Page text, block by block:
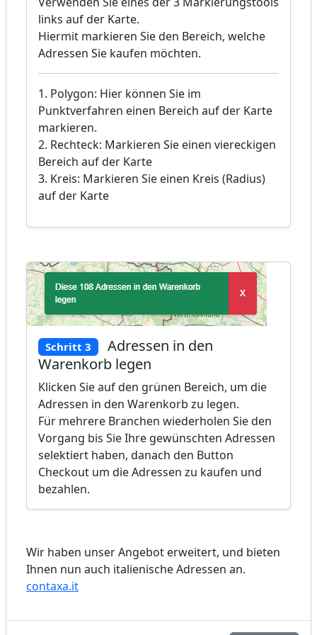
links auf der Karte.
Hiermit markieren Sie den Bereich, welche
Adressen Sie kaufen möchten.
1. Polygon: Hier können Sie im
Punktverfahren einen Bereich auf der Karte
markieren.
2. Rechteck: Markieren Sie einen viereckigen
Bereich auf der Karte
3. Kreis: Markieren Sie einen Kreis (Radius)
auf der Karte
Schritt 3
Adressen in den
Warenkorb legen
Klicken Sie auf den grünen Bereich, um die
Adressen in den Warenkorb zu legen.
Für mehrere Branchen wiederholen Sie den
Vorgang bis Sie Ihre gewünschten Adressen
selektiert haben, danach den Button
Checkout um die Adressen zu kaufen und
bezahlen.
Wir haben unser Angebot erweitert, und bieten
Ihnen nun auch italienische Adressen an.
contaxa.it